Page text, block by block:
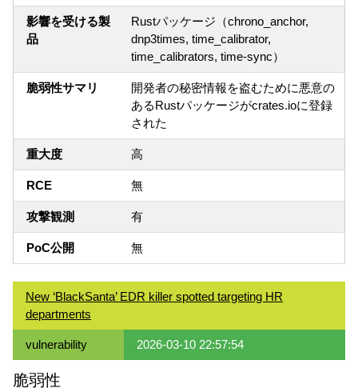
影響を受ける製
品
Rustパッケージ（chrono_anchor,
dnp3times, time_calibrator,
time_calibrators, time-sync）
脆弱性サマリ
開発者の秘密情報を盗むために悪意の
あるRustパッケージがcrates.ioに登録
された
重大度 高
RCE 無
攻撃観測 有
PoC公開 無
New ‘BlackSanta’ EDR killer spotted targeting HR
departments
vulnerability 2026-03-10 22:57:54
脆弱性